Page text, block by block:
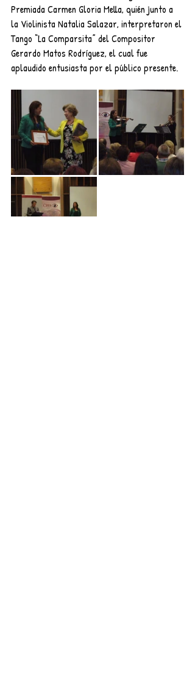
Premiada Carmen Gloria Mella, quién junto a
la Violinista Natalia Salazar, interpretaron el
Tango “La Comparsita” del Compositor
Gerardo Matos Rodríguez, el cual fue
aplaudido entusiasta por el público presente.